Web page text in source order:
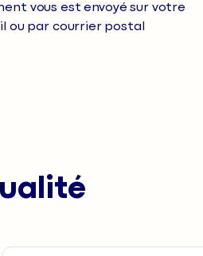
vous est envoyé sur votre
ou par courrier postal